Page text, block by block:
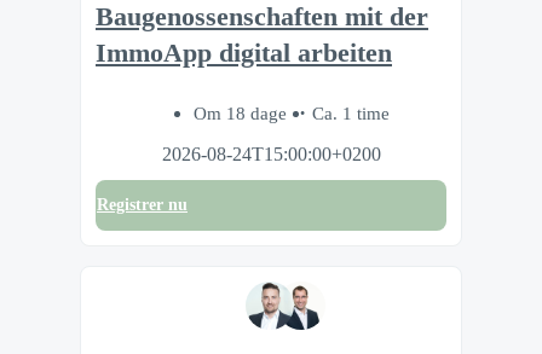
Baugenossenschaften mit der
ImmoApp digital arbeiten
Om 18 dage
Ca. 1 time
2026-08-24T15:00:00+0200
Registrer nu